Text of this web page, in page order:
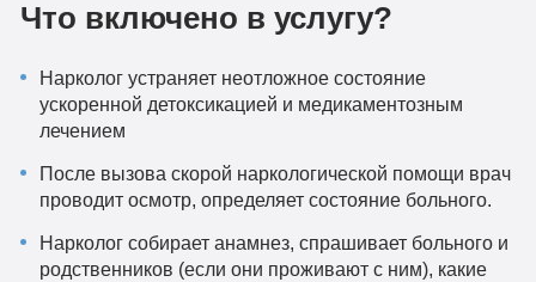
Что включено в услугу?
Нарколог устраняет неотложное состояние
ускоренной детоксикацией и медикаментозным
лечением
После вызова скорой наркологической помощи врач
проводит осмотр, определяет состояние больного.
Нарколог собирает анамнез, спрашивает больного и
родственников (если они проживают с ним), какие